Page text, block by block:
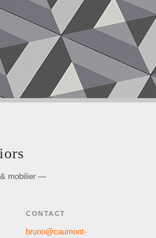
& mobilier —
CONTACT
bruno@caumont-